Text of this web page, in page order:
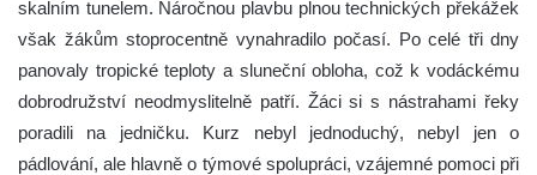
skalním tunelem. Náročnou plavbu plnou technických překážek
však žákům stoprocentně vynahradilo počasí. Po celé tři dny
panovaly tropické teploty a sluneční obloha, což k vodáckému
dobrodružství neodmyslitelně patří. Žáci si s nástrahami řeky
poradili na jedničku. Kurz nebyl jednoduchý, nebyl jen o
pádlování, ale hlavně o týmové spolupráci, vzájemné pomoci při